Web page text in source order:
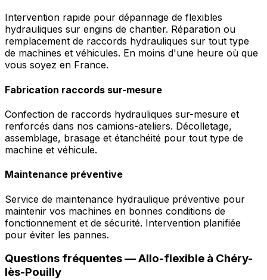
Intervention rapide pour dépannage de flexibles
hydrauliques sur engins de chantier. Réparation ou
remplacement de raccords hydrauliques sur tout type
de machines et véhicules. En moins d'une heure où que
vous soyez en France.
Fabrication raccords sur-mesure
Confection de raccords hydrauliques sur-mesure et
renforcés dans nos camions-ateliers. Décolletage,
assemblage, brasage et étanchéité pour tout type de
machine et véhicule.
Maintenance préventive
Service de maintenance hydraulique préventive pour
maintenir vos machines en bonnes conditions de
fonctionnement et de sécurité. Intervention planifiée
pour éviter les pannes.
Questions fréquentes —Allo-flexible à Chéry-
lès-Pouilly